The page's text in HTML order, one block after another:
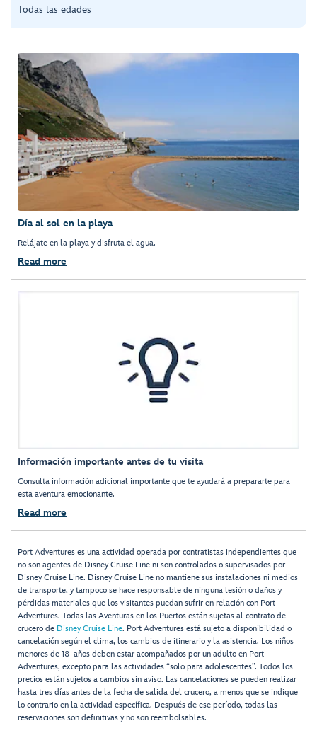
Todas las edades
Día al sol en la playa
Relájate en la playa y disfruta el agua.
Read more
Información importante antes de tu visita
Consulta información adicional importante que te ayudará a prepararte para
esta aventura emocionante.
Read more
Port Adventures es una actividad operada por contratistas independientes que
no son agentes de Disney Cruise Line ni son controlados o supervisados por
Disney Cruise Line. Disney Cruise Line no mantiene sus instalaciones ni medios
de transporte, y tampoco se hace responsable de ninguna lesión o daños y
pérdidas materiales que los visitantes puedan sufrir en relación con Port
Adventures. Todas las Aventuras en los Puertos están sujetas al contrato de
crucero de Disney Cruise Line. Port Adventures está sujeto a disponibilidad o
cancelación según el clima, los cambios de itinerario y la asistencia. Los niños
menores de 18 años deben estar acompañados por un adulto en Port
Adventures, excepto para las actividades “solo para adolescentes”. Todos los
precios están sujetos a cambios sin aviso. Las cancelaciones se pueden realizar
hasta tres días antes de la fecha de salida del crucero, a menos que se indique
lo contrario en la actividad específica. Después de ese período, todas las
reservaciones son definitivas y no son reembolsables.